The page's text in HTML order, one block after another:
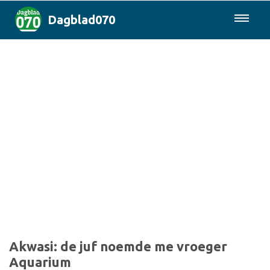
Dagblad070
Akwasi: de juf noemde me vroeger
Aquarium